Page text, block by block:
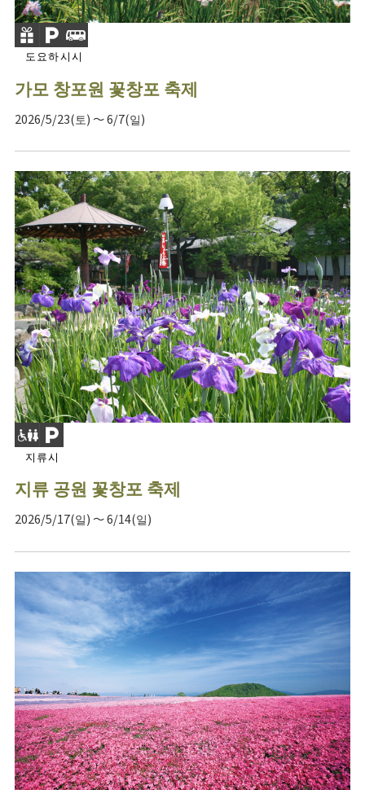
도요하시시
가모 창포원 꽃창포 축제
2026/5/23(토) ～ 6/7(일)
지류시
지류 공원 꽃창포 축제
2026/5/17(일) ～ 6/14(일)